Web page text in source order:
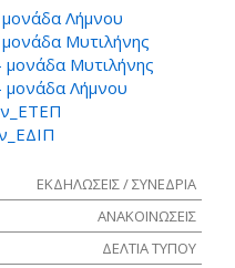
Λήμνου
Μυτιλήνης
μονάδα Μυτιλήνης
μονάδα Λήμνου
ΕΚΔΗΛΩΣΕΙΣ / ΣΥΝΕΔΡΙΑ
ΑΝΑΚΟΙΝΩΣΕΙΣ
ΔΕΛΤΙΑ ΤΥΠΟΥ